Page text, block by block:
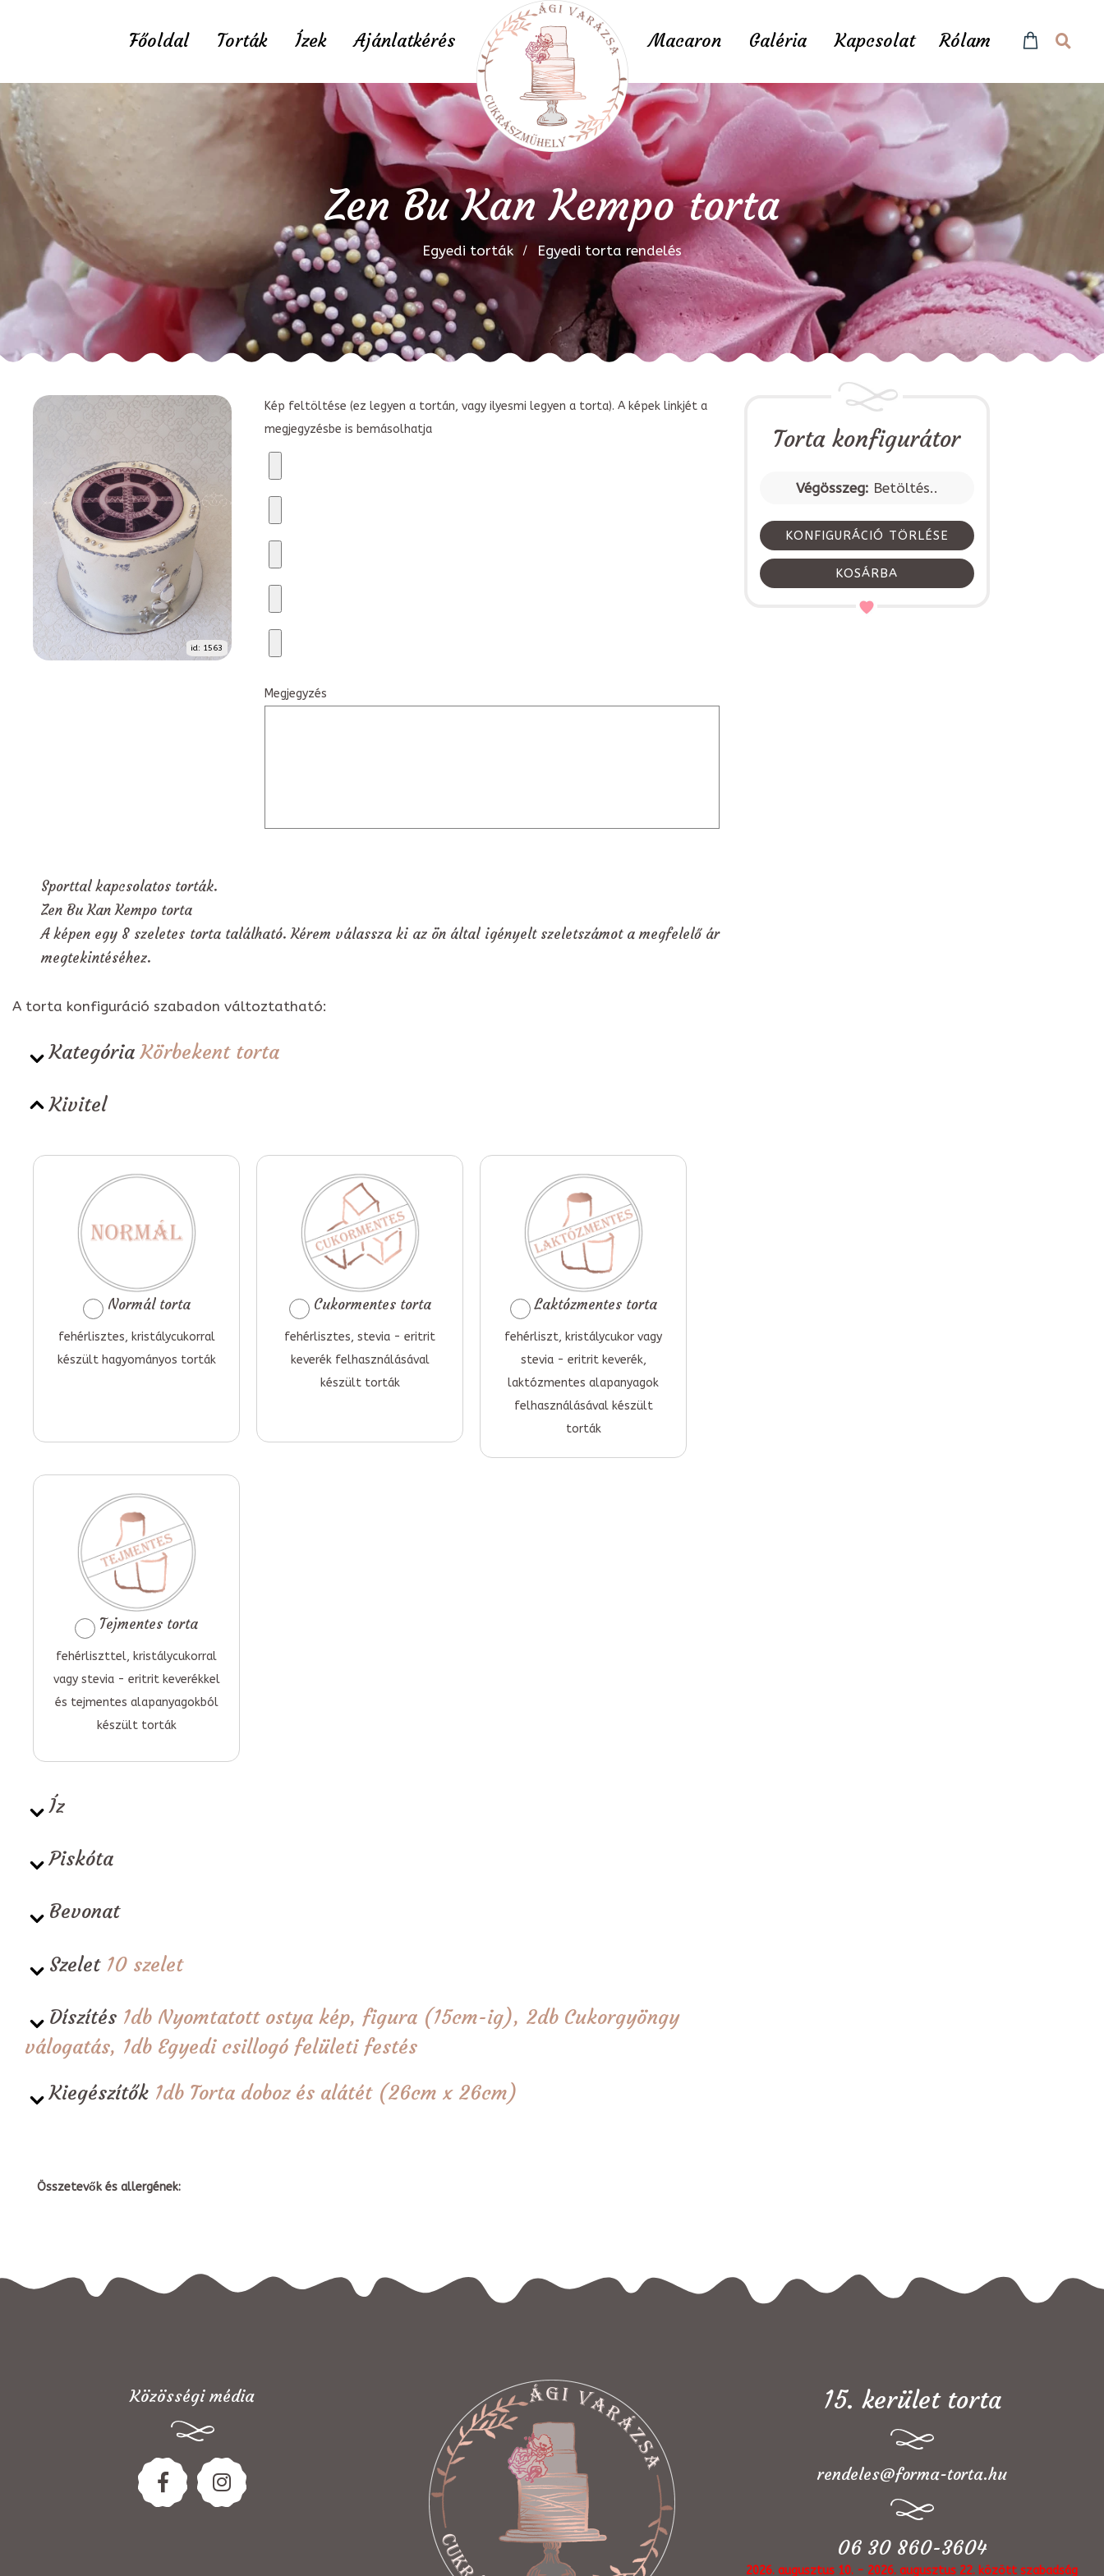
Főoldal Torták Ízek Ajánlatkérés Macaron Galéria Kapcsolat Rólam
Zen Bu Kan Kempo torta
Egyedi torták Egyedi torta rendelés
id: 1563
Kép feltöltése (ez legyen a tortán, vagy ilyesmi legyen a torta). A képek linkjét a
megjegyzésbe is bemásolhatja
Megjegyzés
Sporttal kapcsolatos torták.
Zen Bu Kan Kempo torta
A képen egy 8 szeletes torta található. Kérem válassza ki az ön által igényelt szeletszámot a megfelelő ár
megtekintéséhez.
A torta konfiguráció szabadon változtatható:
KategóriaKörbekent torta
Kivitel
Normál torta
fehérlisztes, kristálycukorral
készült hagyományos torták
Cukormentes torta
fehérlisztes, stevia - eritrit
keverék felhasználásával
készült torták
Laktózmentes torta
fehérliszt, kristálycukor vagy
stevia - eritrit keverék,
laktózmentes alapanyagok
felhasználásával készült
torták
Tejmentes torta
fehérliszttel, kristálycukorral
vagy stevia - eritrit keverékkel
és tejmentes alapanyagokból
készült torták
Íz
Piskóta
Bevonat
Szelet 10 szelet
Díszítés 1db Nyomtatott ostya kép, figura (15cm-ig), 2db Cukorgyöngy
válogatás, 1db Egyedi csillogó felületi festés
Kiegészítők 1db Torta doboz és alátét (26cm x 26cm)
Torta konfigurátor
Végösszeg: Betöltés..
KONFIGURÁCIÓ TÖRLÉSE
KOSÁRBA
Összetevők és allergének:
Közösségi média 15. kerület torta
rendeles@forma-torta.hu
06 30 860-3604
2026. augusztus 10. - 2026. augusztus 22. között szabadság